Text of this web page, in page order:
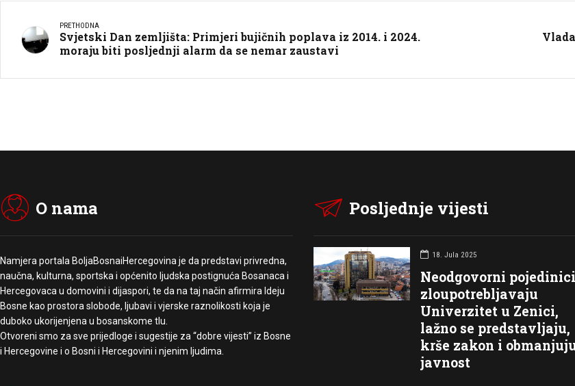
PRETHODNA
Svjetski Dan zemljišta: Primjeri bujičnih poplava iz 2014. i 2024.
moraju biti posljednji alarm da se nemar zaustavi
O nama
Namjera portala BoljaBosnaiHercegovina je da predstavi privredna,
naučna, kulturna, sportska i općenito ljudska postignuća Bosanaca i
Hercegovaca u domovini i dijaspori, te da na taj način afirmira Ideju
Bosne kao prostora slobode, ljubavi i vjerske raznolikosti koja je
duboko ukorijenjena u bosanskome tlu.
Otvoreni smo za sve prijedloge i sugestije za “dobre vijesti” iz Bosne
i Hercegovine i o Bosni i Hercegovini i njenim ljudima.
Posljednje vijesti
18. Jula 2025
Neodgovorni pojedinici
zloupotrebljavaju
Univerzitet u Zenici,
lažno se predstavljaju,
krše zakon i
javnost